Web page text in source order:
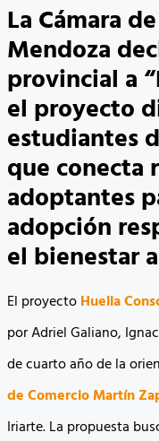
La Cámara
Mendoza
provincial a
el proyecto
estudiantes
que conecta
adoptantes
adopción
el bienestar
El proyectoHuella
por Adriel Galiano,
de cuarto año de la
de Comercio Martín
Iriarte. La propuesta